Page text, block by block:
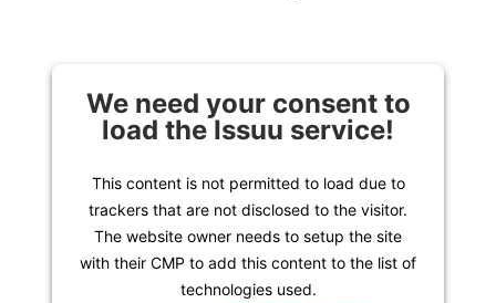
We need your consent to
load the Issuu service!
This content is not permitted to load due to
trackers that are not disclosed to the visitor.
The website owner needs to setup the site
with their CMP to add this content to the list of
technologies used.